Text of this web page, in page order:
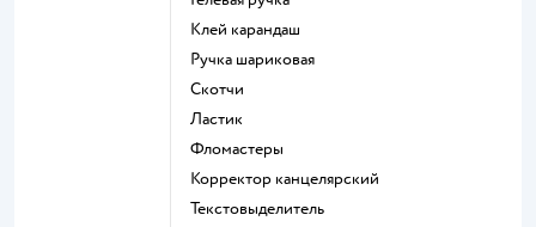
Клей карандаш
Ручка шариковая
Скотчи
Ластик
Фломастеры
Корректор канцелярский
Текстовыделитель